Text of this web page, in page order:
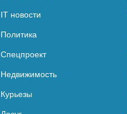
IT новости
Политика
Спецпроект
Недвижимость
Курьезы